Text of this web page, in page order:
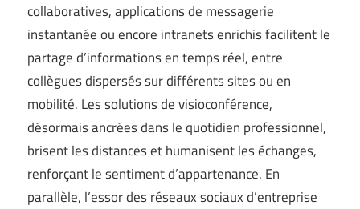
collaboratives, applications de messagerie
instantanée ou encore intranets enrichis facilitent le
partage d’informations en temps réel, entre
collègues dispersés sur différents sites ou en
mobilité. Les solutions de visioconférence,
désormais ancrées dans le quotidien professionnel,
brisent les distances et humanisent les échanges,
renforçant le sentiment d’appartenance. En
parallèle, l’essor des réseaux sociaux d’entreprise